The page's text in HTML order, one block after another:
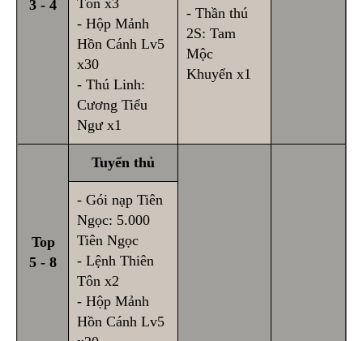
3 - 4
Tôn x3
- Hộp Mảnh
Hồn Cánh Lv5
x30
- Thú Linh:
Cương Tiểu
Ngư x1
- Thần thú
2S: Tam
Mộc
Khuyển x1
Top
5 - 8
Tuyển thủ
- Gói nạp Tiên
Ngọc: 5.000
Tiên Ngọc
- Lệnh Thiên
Tôn x2
- Hộp Mảnh
Hồn Cánh Lv5